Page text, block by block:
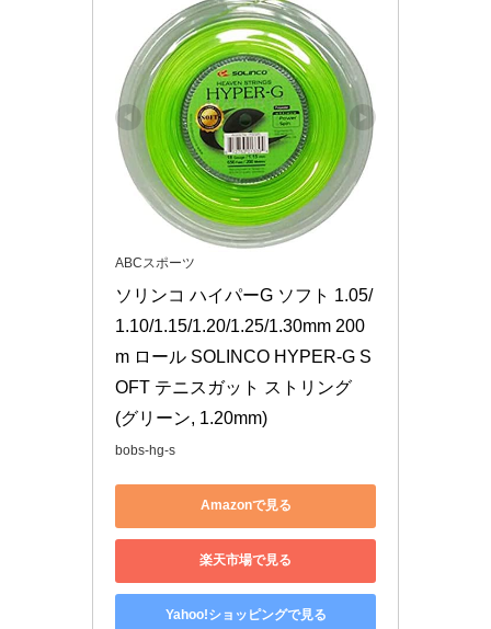
ABCスポーツ
ソリンコ ハイパーG ソフト 1.05/
1.10/1.15/1.20/1.25/1.30mm 200
m ロール SOLINCO HYPER-G S
OFT テニスガット ストリング
(グリーン, 1.20mm)
bobs-hg-s
Amazonで見る
楽天市場で見る
Yahoo!ショッピングで見る